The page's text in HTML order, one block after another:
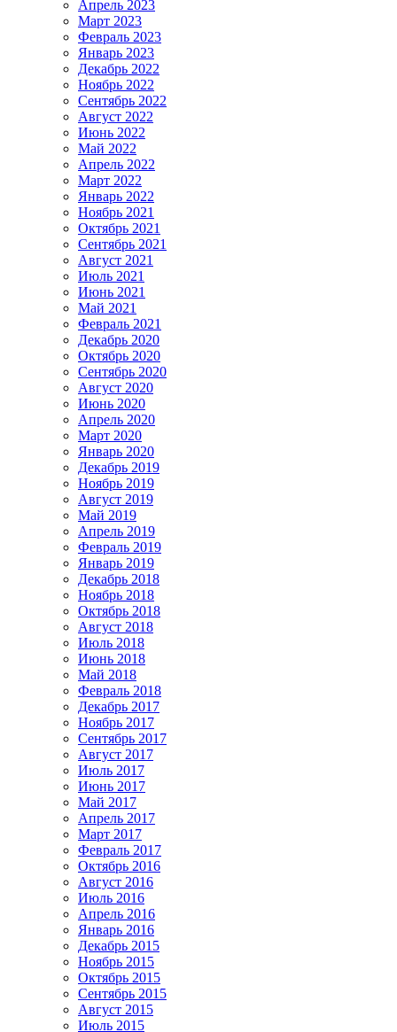
Апрель 2023
Март 2023
Февраль 2023
Январь 2023
Декабрь 2022
Ноябрь 2022
Сентябрь 2022
Август 2022
Июнь 2022
Май 2022
Апрель 2022
Март 2022
Январь 2022
Ноябрь 2021
Октябрь 2021
Сентябрь 2021
Август 2021
Июль 2021
Июнь 2021
Май 2021
Февраль 2021
Декабрь 2020
Октябрь 2020
Сентябрь 2020
Август 2020
Июнь 2020
Апрель 2020
Март 2020
Январь 2020
Декабрь 2019
Ноябрь 2019
Август 2019
Май 2019
Апрель 2019
Февраль 2019
Январь 2019
Декабрь 2018
Ноябрь 2018
Октябрь 2018
Август 2018
Июль 2018
Июнь 2018
Май 2018
Февраль 2018
Декабрь 2017
Ноябрь 2017
Сентябрь 2017
Август 2017
Июль 2017
Июнь 2017
Май 2017
Апрель 2017
Март 2017
Февраль 2017
Октябрь 2016
Август 2016
Июль 2016
Апрель 2016
Январь 2016
Декабрь 2015
Ноябрь 2015
Октябрь 2015
Сентябрь 2015
Август 2015
Июль 2015